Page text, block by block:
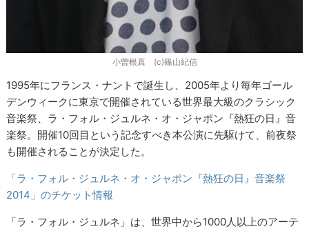
小曽根真 (c)篠山紀信
1995年にフランス・ナントで誕生し、2005年より毎年ゴール
デンウィークに東京で開催されている世界最大級のクラシック
音楽祭、ラ・フォル・ジュルネ・オ・ジャポン『熱狂の日』音
楽祭。開催10回目という記念すべき本公演に先駆けて、前夜祭
も開催されることが決定した。
「ラ・フォル・ジュルネ・オ・ジャポン『熱狂の日』音楽祭
2014」のチケット情報
「ラ・フォル・ジュルネ」は、世界中から1000人以上のアーテ